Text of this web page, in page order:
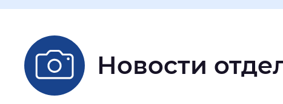
Шрифт: Без засечек С
Новости